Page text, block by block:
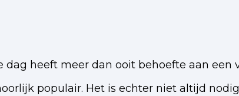
dag heeft meer dan ooit behoefte aan
populair. Het is echter niet altijd